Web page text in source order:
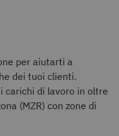
per aiutarti a
dei tuoi clienti.
carichi di lavoro in oltre
(MZR) con zone di